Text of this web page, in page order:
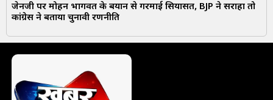
जेनजी पर मोहन भागवत के बयान से गरमाई सियासत, BJP ने सराहा तो
कांग्रेस ने बताया चुनावी रणनीति